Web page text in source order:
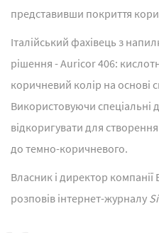
представивши покриття
Італійський фахівець з
рішення - Auricor 406:
коричневий колір на основі
Використовуючи спеціальні
відкоригувати для створення
до темно-коричневого.
Власник і директор
розповів інтернет-журналу